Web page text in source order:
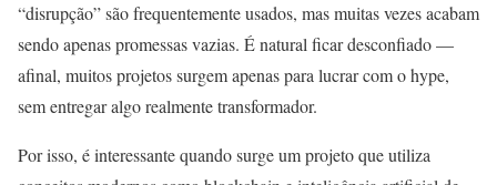
“disrupção” são frequentemente usados, mas muitas vezes acabam
sendo apenas promessas vazias. É natural ficar desconfiado —
afinal, muitos projetos surgem apenas para lucrar com o hype,
sem entregar algo realmente transformador.
Por isso, é interessante quando surge um projeto que utiliza